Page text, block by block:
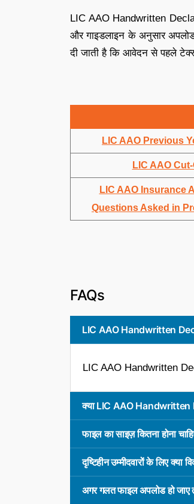
LIC AAO Handwritten
और गाइडलाइन के अनुसार
दी जाती है कि आवेदन से पहले
LIC AAO Previous
LIC AAO
LIC AAO Insurance
Questions Asked in
FAQs
LIC AAO Handwritten
LIC AAO Handwritten
क्या LIC AAO Handwritten
फाइल का साइज़ कितना होना
दृष्टिहीन उम्मीदवारों के लिए क्या
अगर गलत फाइल अपलोड हो जाए